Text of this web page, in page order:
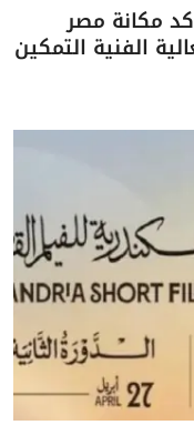
مكانة مصر
الفنية التمكين